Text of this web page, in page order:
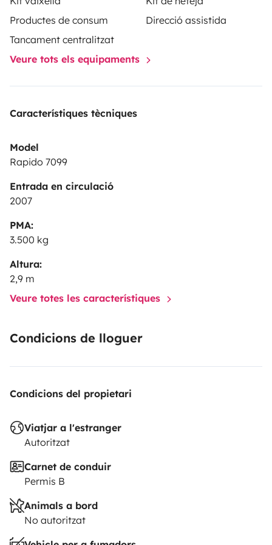
Productes de consum
Direcció assistida
Tancament centralitzat
Veure tots els equipaments
Característiques tècniques
Model
Rapido 7099
Entrada en circulació
2007
PMA:
3.500 kg
Altura:
2,9 m
Veure totes les característiques
Condicions de lloguer
Condicions del propietari
Viatjar a l'estranger
Autoritzat
Carnet de conduir
Permis B
Animals a bord
No autoritzat